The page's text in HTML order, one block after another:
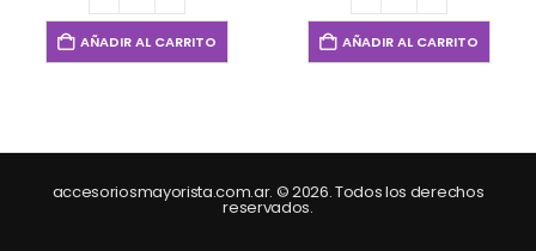
AÑADIR AL CARRITO AÑADIR AL CARRITO
accesoriosmayorista.com.ar. © 2026. Todos los derechos
reservados.